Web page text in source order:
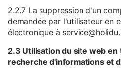
2.2.7 La suppression d'un
demandée par l'utilisateur en
électronique à
2.3 Utilisation du site web en
recherche d'informations et